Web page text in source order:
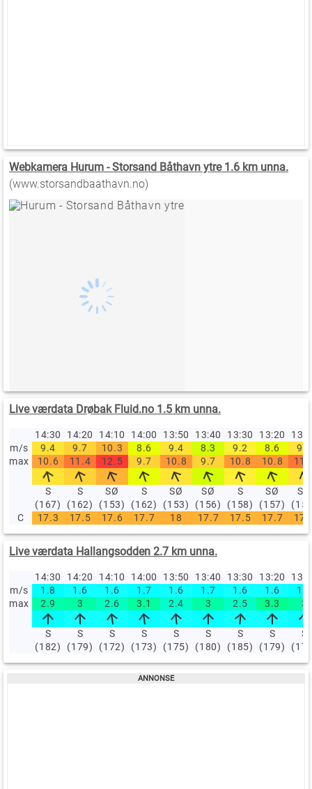
Webkamera Hurum - Storsand Båthavn ytre 1.6 km unna.
(www.storsandbaathavn.no)
Live værdata Drøbak Fluid.no 1.5 km unna.
14:30 14:20 14:10 14:00 13:50 13:40 13:30 13:20
m/s
9.4 9.7 10.3 8.6 9.4 8.3 9.2 8.6
9.4
max
10.6 11.4 12.5 9.7 10.8 9.7 10.8 10.8
S
(167)
S
(162)
SØ
(153)
S
(162)
SØ
(153)
SØ
(156)
S
(158)
SØ
(157)
SØ
C
17.3 17.5 17.6 17.7 18 17.7 17.5 17.7
Live værdata Hallangsodden 2.7 km unna.
14:30 14:20 14:10 14:00 13:50 13:40 13:30 13:20
m/s
1.8 1.6 1.6 1.7 1.6 1.7 1.6 1.6
1.7
max
2.9 3 2.6 3.1 2.4 3 2.5 3.3 3
S
(182)
S
(179)
S
(172)
S
(173)
S
(175)
S
(180)
S
(185)
S
(179)
S